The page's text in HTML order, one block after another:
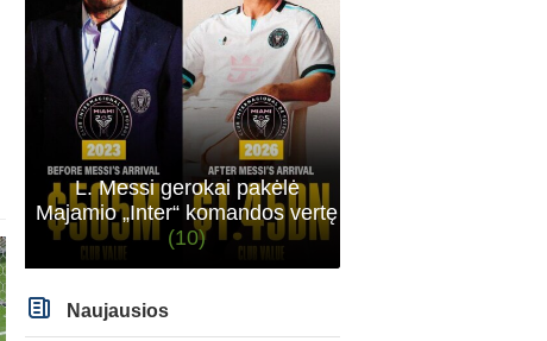
L. Messi gerokai pakėlė
Majamio „Inter“ komandos vertę
(10)
Naujausios